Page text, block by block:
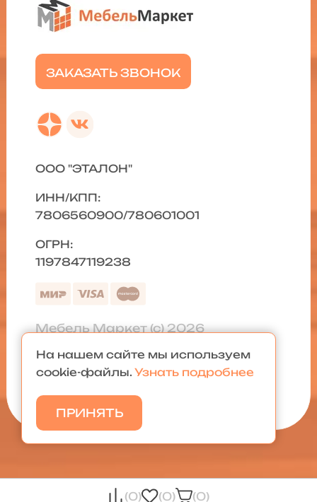
(0) (0) (0)
ЗАКАЗАТЬ ЗВОНОК
ООО "ЭТАЛОН"
ИНН/КПП:
7806560900/780601001
ОГРН:
1197847119238
Мебель Маркет (с) 2026
Политика конфиденциальности
Карта сайта
На нашем сайте мы используем
cookie-файлы. Узнать подробнее
ПРИНЯТЬ